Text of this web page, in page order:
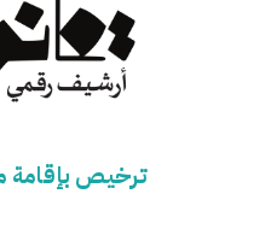
ترخيص بإقامة